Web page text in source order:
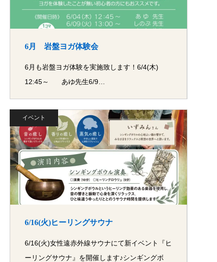
6月 岩盤ヨガ体験会
6月も岩盤ヨガ体験を実施致します！6/4(木)
12:45～ あゆ先生6/9…
イベント
6/16(火)ヒーリングサウナ
6/16(火)女性遠赤外線サウナにて新イベント『ヒ
ーリングサウナ』を開催します♪シンギングボ